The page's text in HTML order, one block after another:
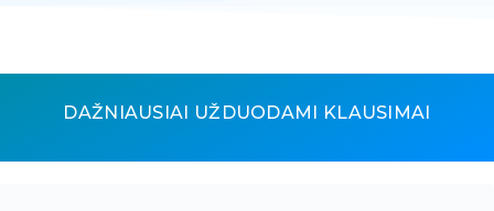
DAŽNIAUSIAI UŽDUODAMI KLAUSIMAI